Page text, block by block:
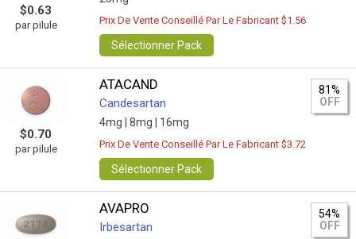
$0.63
par pilule Prix De Vente Conseillé Par Le Fabricant $1.56
Sélectionner Pack
$0.70
par pilule
ATACAND
Candesartan
4mg | 8mg | 16mg
81%
OFF
Prix De Vente Conseillé Par Le Fabricant $3.72
Sélectionner Pack
AVAPRO
Irbesartan
54%
OFF